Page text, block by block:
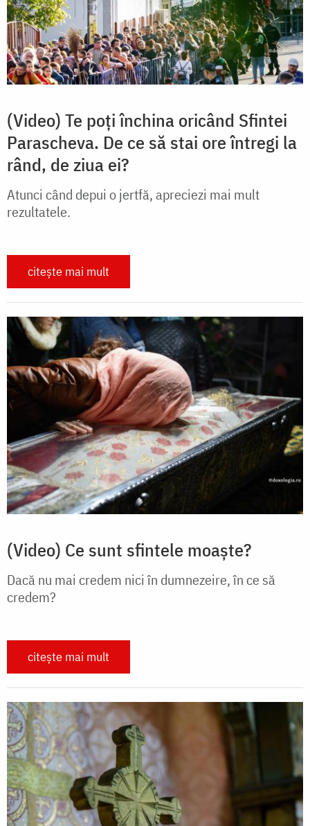
(Video) Te poți închina oricând Sfintei
Parascheva. De ce să stai ore întregi la
rând, de ziua ei?
Atunci când depui o jertfă, apreciezi mai mult
rezultatele.
citește mai mult
(Video) Ce sunt sfintele moaște?
Dacă nu mai credem nici în dumnezeire, în ce să
credem?
citește mai mult